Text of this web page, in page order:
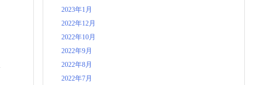
2023年1月
2022年12月
2022年10月
2022年9月
2022年8月
2022年7月